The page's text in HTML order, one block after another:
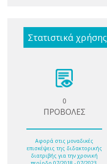
Στατιστικά χρήσης
0
ΠΡΟΒΟΛΕΣ
Αφορά στις μοναδικές
επισκέψεις της διδακτορικής
διατριβής για την χρονική